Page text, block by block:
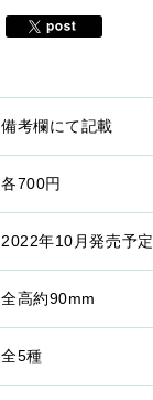
備考欄にて記載
各700円
2022年10月発売予定
全高約90mm
全5種